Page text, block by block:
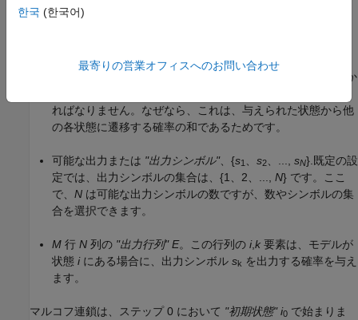
す。
か
ればなりません。なぜなら、これは、与えられた状態から他
の各状態に遷移する確率の和であるためです。
可能な出力または "出力シンボル"、{s1 s2 sN}.既定の設
定では、出力シンボルの集合は、{1、2、..., N} です。ここ
で、 N は可能な出力シンボルの数ですが、数やシンボルの集
合を選択できます。
M 行 N 列の "出力行列" E。この行列の i,k 要素は、モデルが
状態 iにある場合に、出力シンボル sk を出力する確率を与え
ます。
マルコフ連鎖は、ステップ 0 において "初期状態" i0 で始まりま
한국 (한국어)
最寄りの営業オフィスへのお問い合わせ